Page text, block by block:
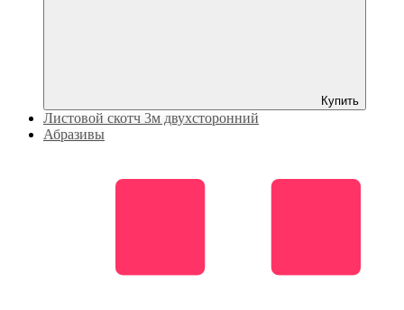
Купить
Листовой скотч 3м двухсторонний
Абразивы